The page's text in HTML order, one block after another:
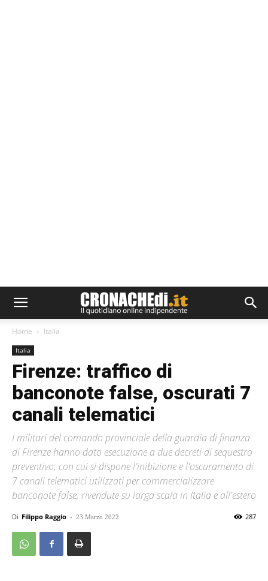
Home Italia
Italia
Firenze: traffico di
banconote false, oscurati 7
canali telematici
I militari del comando provinciale della guardia di finanza
di Firenze hanno dato esecuzione a due decreti di sequestro
preventivo, con cui si dispone l'inibizione e l'oscuramento di
7 canali telematici utilizzati per commercializzare
banconote false, rivendute su larga scala in Italia e all'estero
Di Filippo Raggio - 23 Marzo 2022 287